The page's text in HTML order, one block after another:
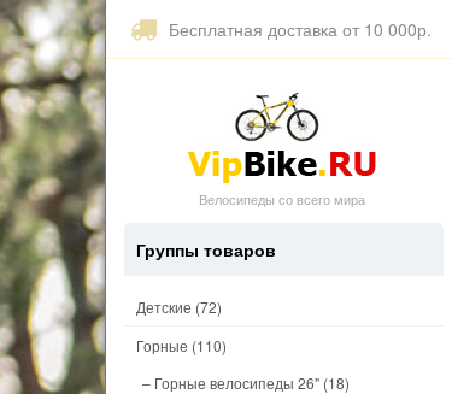
Бесплатная доставка от 10 000р.
Велосипеды со всего мира
Группы товаров
Детские (72)
Горные (110)
– Горные велосипеды 26" (18)